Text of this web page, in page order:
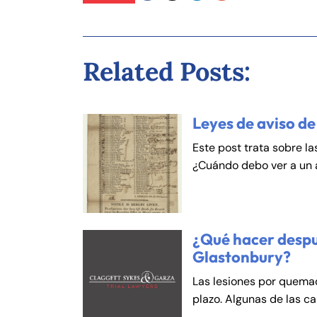
Related Posts:
Leyes de aviso
Este post trata sobre
¿Cuándo debo ver a un
¿Qué hacer
Glastonbury?
Las lesiones por
plazo. Algunas de las